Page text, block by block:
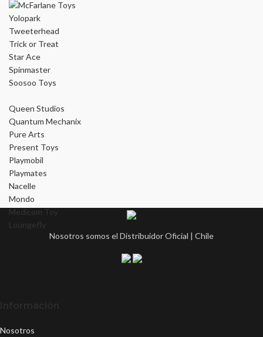
Yolopark
Tweeterhead
Trick or Treat
Star Ace
Spinmaster
Soosoo Toys
Queen Studios
Quantum Mechanix
Pure Arts
Present Toys
Playmobil
Playmates
Nacelle
Mondo
Medicom Toy
Loungefly
Nosotros somos el Distribuidor Oficial | Chile
Nosotros